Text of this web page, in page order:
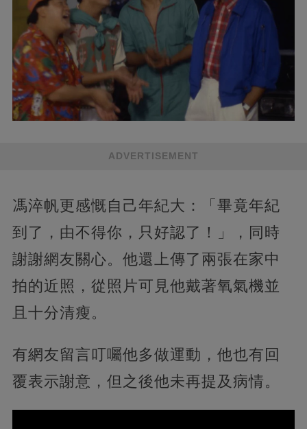
ADVERTISEMENT
馮淬帆更感慨自己年紀大：「畢竟年紀
到了，由不得你，只好認了！」，同時
謝謝網友關心。他還上傳了兩張在家中
拍的近照，從照片可見他戴著氧氣機並
且十分清瘦。
有網友留言叮囑他多做運動，他也有回
覆表示謝意，但之後他未再提及病情。